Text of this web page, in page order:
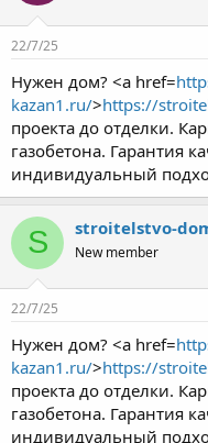
22/7/25
Нужен дом? <a href=
kazan1.ru/>https://
проекта до отделки.
газобетона. Гарантия
индивидуальный
S stroitelstvo-
New member
22/7/25
Нужен дом? <a href=
kazan1.ru/>https://
проекта до отделки.
газобетона. Гарантия
индивидуальный